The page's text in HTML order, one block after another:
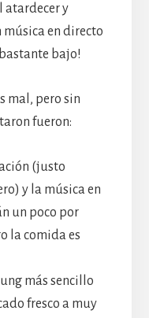
atardecer y
música en directo
bajo!
mal, pero sin
fueron:
(justo
y la música en
un poco por
la comida es
más sencillo
fresco a muy